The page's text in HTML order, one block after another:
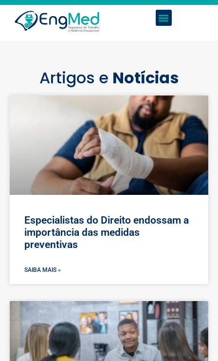
Artigos e Notícias
Especialistas do Direito endossam a
importância das medidas
preventivas
SAIBA MAIS »